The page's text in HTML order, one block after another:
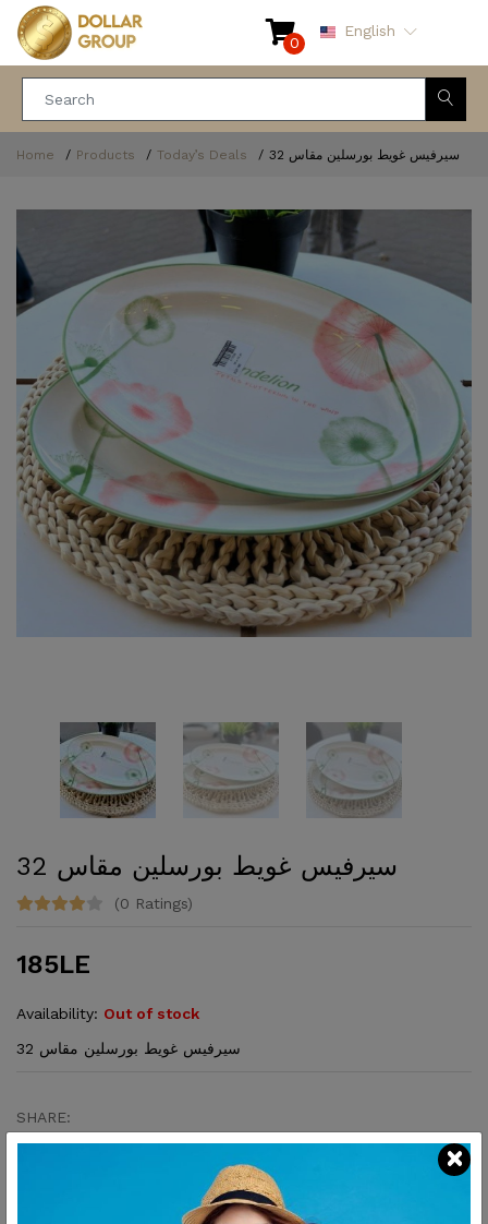
0
English
Home Products Today’s Deals سيرفيس غويط بورسلين مقاس 32
سيرفيس غويط بورسلين مقاس 32
(0 Ratings)
185LE
Availability: Out of stock
سيرفيس غويط بورسلين مقاس 32
SHARE: